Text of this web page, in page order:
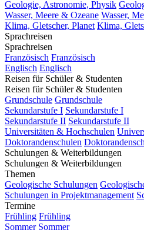
Geologie, Astronomie, Physik
Wasser, Meere & Ozeane Wasser,
Klima, Gletscher, Planet Klima,
Sprachreisen
Sprachreisen
Französisch Französisch
Englisch Englisch
Reisen für Schüler & Studenten
Reisen für Schüler & Studenten
Grundschule Grundschule
Sekundarstufe I Sekundarstufe I
Sekundarstufe II Sekundarstufe II
Universitäten & Hochschulen
Doktorandenschulen
Schulungen & Weiterbildungen
Schulungen & Weiterbildungen
Themen
Geologische Schulungen
Schulungen in Projektmanagement
Termine
Frühling Frühling
Sommer Sommer